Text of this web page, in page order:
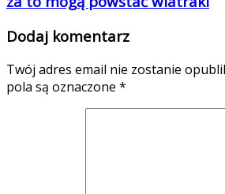
Dodaj komentarz
Twój adres email nie zostanie
pola są oznaczone *